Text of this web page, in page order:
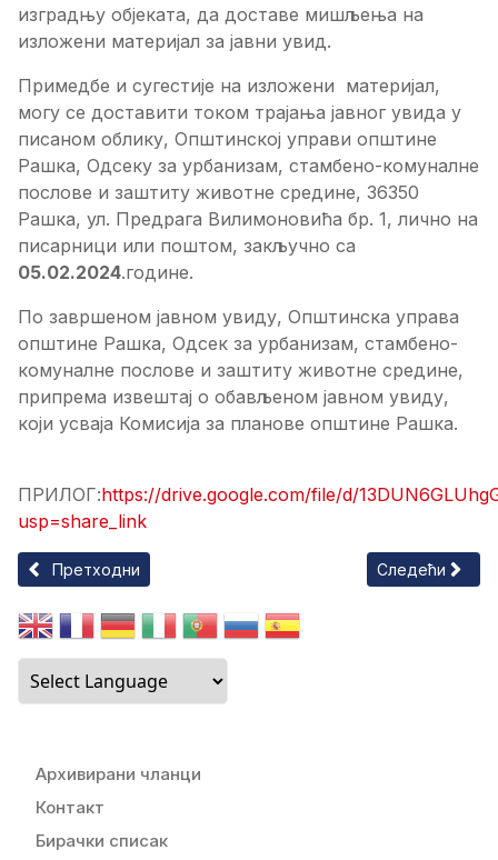
изградњу објеката, да доставе мишљења на
изложени материјал за јавни увид.
Примедбе и сугестије на изложени материјал,
могу се доставити током трајања јавног увида у
писаном облику, Општинској управи општине
Рашка, Одсеку за урбанизам, стамбено-комуналне
послове и заштиту животне средине, 36350
Рашка, ул. Предрага Вилимоновића бр. 1, лично на
писарници или поштом, закључно са
05.02.2024.године.
По завршеном јавном увиду, Општинска управа
општине Рашка, Одсек за урбанизам, стамбено-
комуналне послове и заштиту животне средине,
припрема извештај о обављеном јавном увиду,
који усваја Комисија за планове општине Рашка.
ПРИЛОГ:https://drive.google.com/file/d/
usp=share_link
Претходни чланак: ЈАВНИ КОНКУРС ЗА ДОДЕЛУ
Претходни Следећи
Следећи
Архивирани чланци
Контакт
Бирачки списак